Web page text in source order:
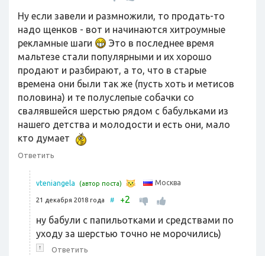
Ну если завели и размножили, то продать-то
надо щенков - вот и начинаются хитроумные
рекламные шаги
Это в последнее время
мальтезе стали популярными и их хорошо
продают и разбирают, а то, что в старые
времена они были так же (пусть хоть и метисов
половина) и те полуслепые собачки со
свалявшейся шерстью рядом с бабульками из
нашего детства и молодости и есть они, мало
кто думает
Ответить
vteniangela (автор поста) Москва
21 декабря 2018 года # +2
ну бабули с папильотками и средствами по
уходу за шерстью точно не морочились)
↑ Ответить